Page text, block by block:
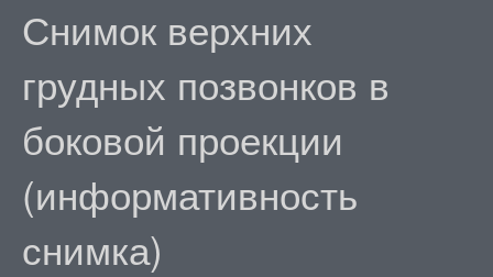
Снимок верхних
грудных позвонков в
боковой проекции
(информативность
снимка)